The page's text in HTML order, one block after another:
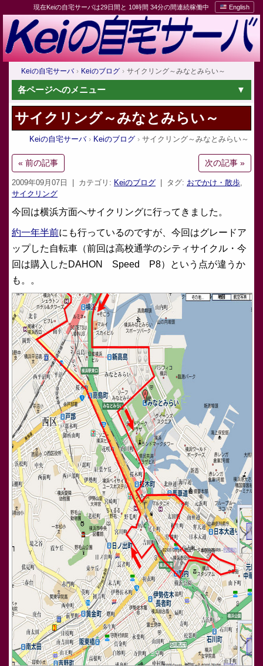
現在Keiの自宅サーバは29日間と 10時間 34分の間連続稼働中 English
Keiの自宅サーバ Keiのブログ サイクリング～みなとみらい～
各ページへのメニュー
サイクリング～みなとみらい～
Keiの自宅サーバ Keiのブログ サイクリング～みなとみらい～
« 前の記事 次の記事 »
2009年09月07日 | カテゴリ: Keiのブログ | タグ: おでかけ・散歩,
サイクリング
今回は横浜方面へサイクリングに行ってきました。
約一年半前にも行っているのですが、今回はグレードア
ップした自転車（前回は高校通学のシティサイクル・今
回は購入したDAHON Speed P8）という点が違うか
も。。